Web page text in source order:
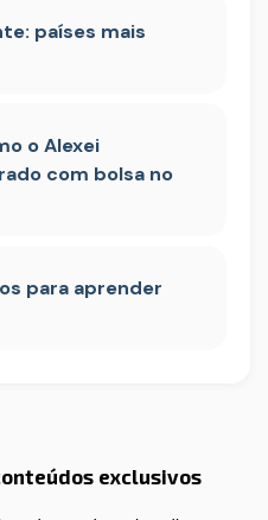
países mais
o Alexei
com bolsa no
para aprender
exclusivos